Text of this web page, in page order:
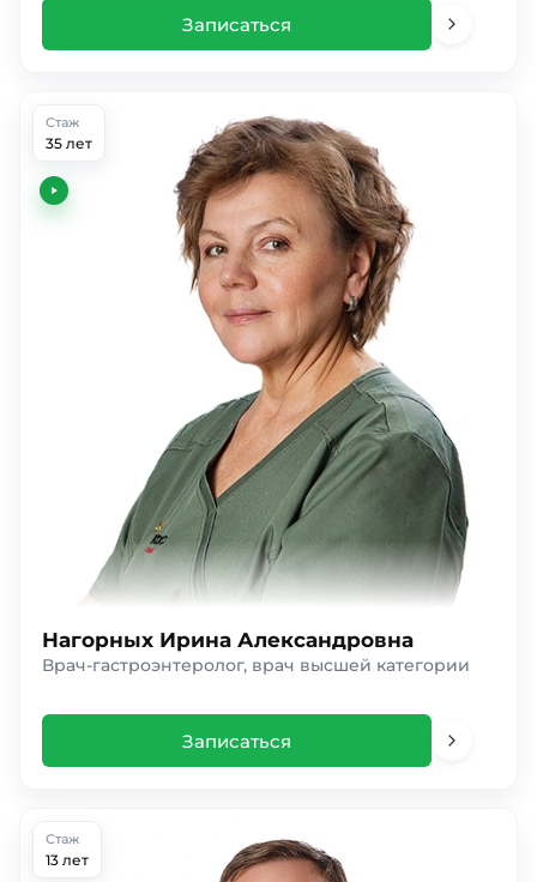
Записаться
Стаж
35 лет
Нагорных Ирина Александровна
Врач-гастроэнтеролог, врач высшей категории
Записаться
Стаж
13 лет